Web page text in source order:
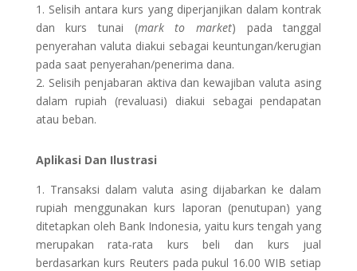
1. Selisih antara kurs yang diperjanjikan dalam kontrak
dan kurs tunai (mark to market) pada tanggal
penyerahan valuta diakui sebagai keuntungan/kerugian
pada saat penyerahan/penerima dana.
2. Selisih penjabaran aktiva dan kewajiban valuta asing
dalam rupiah (revaluasi) diakui sebagai pendapatan
atau beban.
Aplikasi Dan Ilustrasi
1. Transaksi dalam valuta asing dijabarkan ke dalam
rupiah menggunakan kurs laporan (penutupan) yang
ditetapkan oleh Bank Indonesia, yaitu kurs tengah yang
merupakan rata-rata kurs beli dan kurs jual
berdasarkan kurs Reuters pada pukul 16.00 WIB setiap